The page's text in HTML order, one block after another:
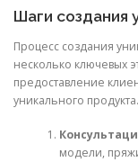
Шаги создания
Процесс создания
несколько ключевых
предоставление
уникального продукта.
модели,